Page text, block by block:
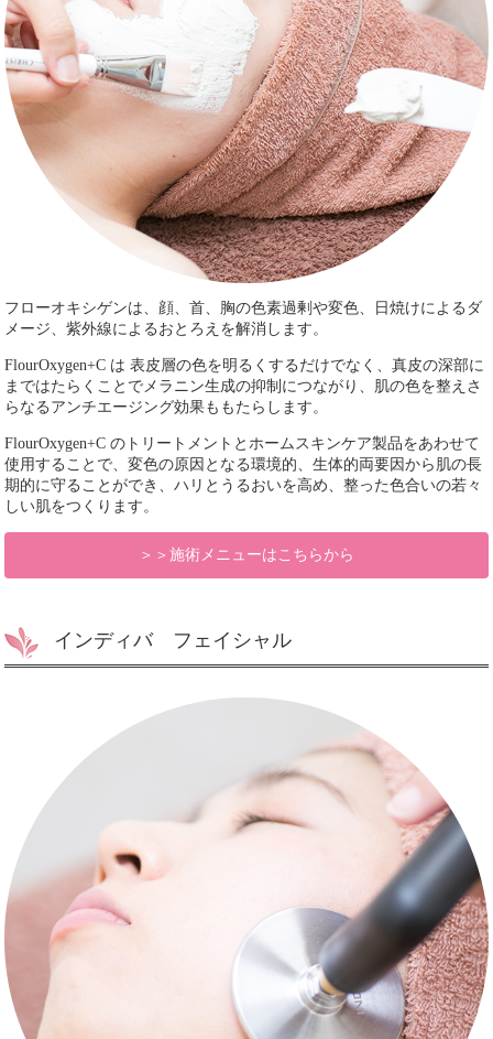
フローオキシゲンは、顔、首、胸の色素過剰や変色、日焼けによるダ
メージ、紫外線によるおとろえを解消します。
FlourOxygen+C は 表皮層の色を明るくするだけでなく、真皮の深部に
まではたらくことでメラニン生成の抑制につながり、肌の色を整えさ
らなるアンチエージング効果ももたらします。
FlourOxygen+C のトリートメントとホームスキンケア製品をあわせて
使用することで、変色の原因となる環境的、生体的両要因から肌の長
期的に守ることができ、ハリとうるおいを高め、整った色合いの若々
しい肌をつくります。
＞＞施術メニューはこちらから
インディバ フェイシャル